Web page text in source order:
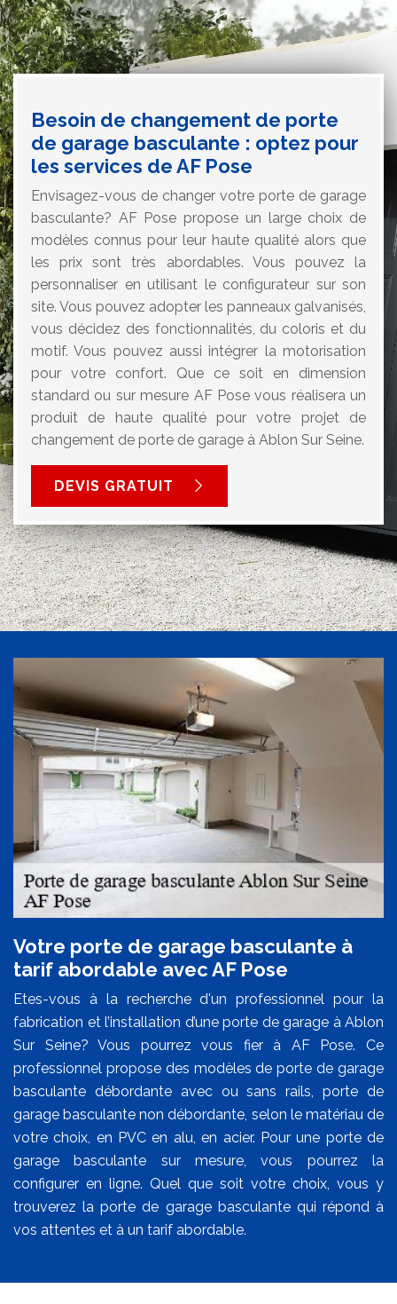
Besoin de changement de porte
de garage basculante : optez pour
les services de AF Pose
Envisagez-vous de changer votre porte de garage
basculante? AF Pose propose un large choix de
modèles connus pour leur haute qualité alors que
les prix sont très abordables. Vous pouvez la
personnaliser en utilisant le configurateur sur son
site. Vous pouvez adopter les panneaux galvanisés,
vous décidez des fonctionnalités, du coloris et du
motif. Vous pouvez aussi intégrer la motorisation
pour votre confort. Que ce soit en dimension
standard ou sur mesure AF Pose vous réalisera un
produit de haute qualité pour votre projet de
changement de porte de garage à Ablon Sur Seine.
DEVIS GRATUIT
Votre porte de garage basculante à
tarif abordable avec AF Pose
Etes-vous à la recherche d'un professionnel pour la
fabrication et l’installation d’une porte de garage à Ablon
Sur Seine? Vous pourrez vous fier à AF Pose. Ce
professionnel propose des modèles de porte de garage
basculante débordante avec ou sans rails, porte de
garage basculante non débordante, selon le matériau de
votre choix, en PVC en alu, en acier. Pour une porte de
garage basculante sur mesure, vous pourrez la
configurer en ligne. Quel que soit votre choix, vous y
trouverez la porte de garage basculante qui répond à
vos attentes et à un tarif abordable.